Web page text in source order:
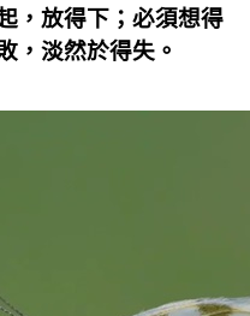
，放得下；必須想得
，淡然於得失。